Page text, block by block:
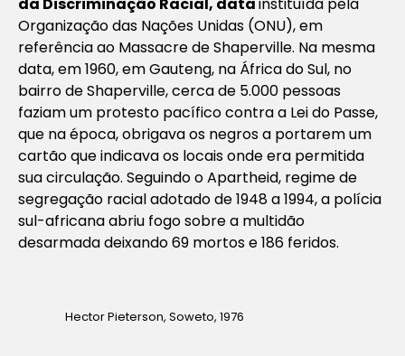
Organização das Nações Unidas (ONU), em
referência ao Massacre de Shaperville. Na mesma
data, em 1960, em Gauteng, na África do Sul, no
bairro de Shaperville, cerca de 5.000 pessoas
faziam um protesto pacífico contra a Lei do Passe,
que na época, obrigava os negros a portarem um
cartão que indicava os locais onde era permitida
sua circulação. Seguindo o Apartheid, regime de
segregação racial adotado de 1948 a 1994, a polícia
sul-africana abriu fogo sobre a multidão
desarmada deixando 69 mortos e 186 feridos.
Hector Pieterson, Soweto, 1976